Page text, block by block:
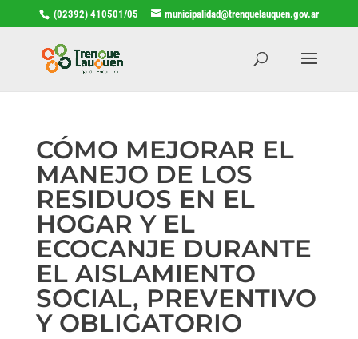
(02392) 410501/05 municipalidad@trenquelauquen.gov.ar
CÓMO MEJORAR EL
MANEJO DE LOS
RESIDUOS EN EL
HOGAR Y EL
ECOCANJE DURANTE
EL AISLAMIENTO
SOCIAL, PREVENTIVO
Y OBLIGATORIO